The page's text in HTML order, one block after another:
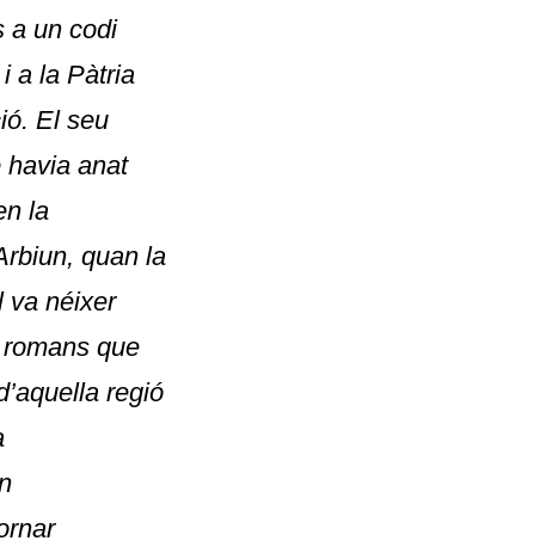
a un codi
a la Pàtria
El seu
havia anat
la
, quan la
va néixer
que
regió